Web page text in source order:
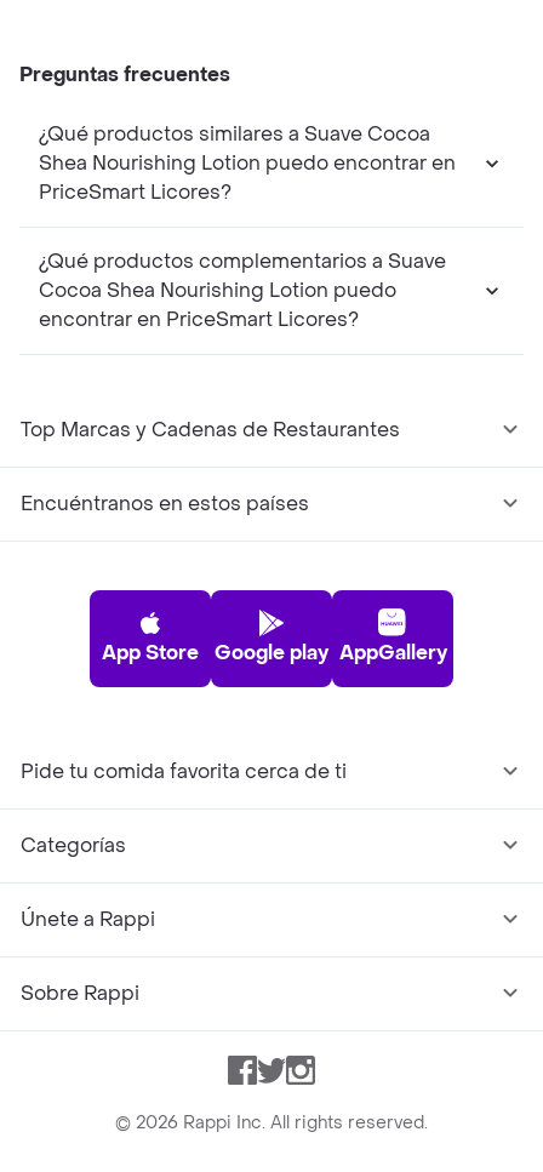
Preguntas frecuentes
¿Qué productos similares a Suave Cocoa
Shea Nourishing Lotion puedo encontrar en
PriceSmart Licores?
¿Qué productos complementarios a Suave
Cocoa Shea Nourishing Lotion puedo
encontrar en PriceSmart Licores?
Top Marcas y Cadenas de Restaurantes
Encuéntranos en estos países
App Store Google play AppGallery
Pide tu comida favorita cerca de ti
Categorías
Únete a Rappi
Sobre Rappi
Facebook
TwitterInstagram
© 2026 Rappi Inc. All rights reserved.